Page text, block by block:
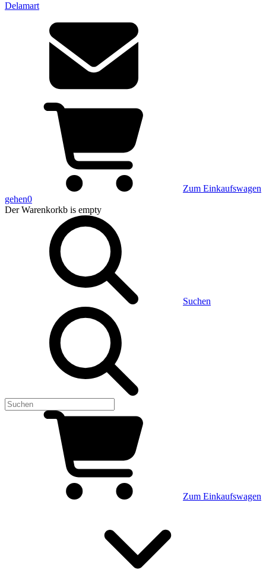
Delamart
Zum Einkaufswagen
gehen0
Der Warenkorkb is empty
Suchen
Zum Einkaufswagen